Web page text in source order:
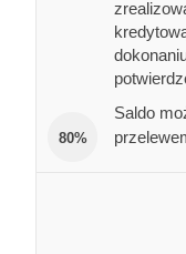
80%
Saldo